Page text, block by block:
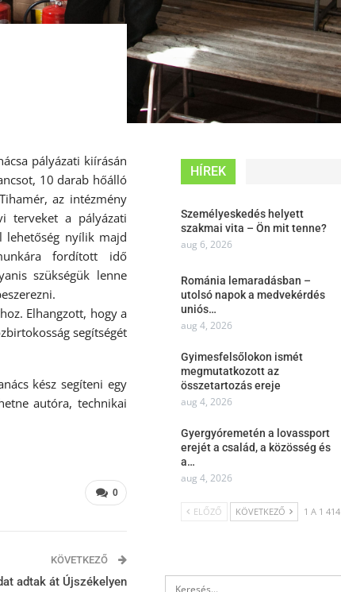
pályázati kiírásán
10 darab hőálló
az intézmény
terveket a pályázati
lehetőség nyílik majd
fordított idő
szükségük lenne
beszerezni.
Elhangzott, hogy a
segítségét
kész segíteni egy
autóra, technikai
0
KÖVETKEZŐ
adtak át Újszékelyen
HÍREK
Személyeskedés helyett
szakmai vita – Ön mit tenne?
aug 6, 2026
Románia lemaradásban –
utolsó napok a medvekérdés
uniós…
aug 4, 2026
Gyimesfelsőlokon ismét
megmutatkozott az
összetartozás ereje
aug 4, 2026
Gyergyóremetén a lovassport
erejét a család, a közösség és
a…
aug 4, 2026
ELŐZŐ KÖVETKEZŐ 1 A 1 414